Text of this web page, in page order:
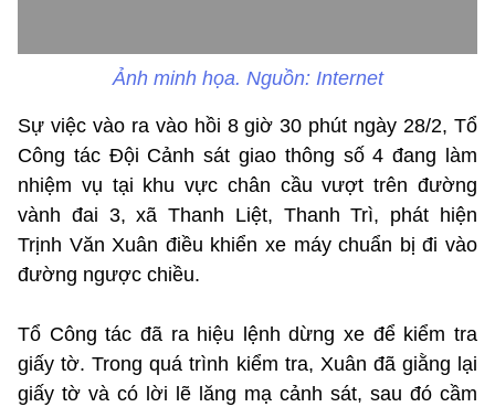
Ảnh minh họa. Nguồn: Internet
Sự việc vào ra vào hồi 8 giờ 30 phút ngày 28/2, Tổ
Công tác Đội Cảnh sát giao thông số 4 đang làm
nhiệm vụ tại khu vực chân cầu vượt trên đường
vành đai 3, xã Thanh Liệt, Thanh Trì, phát hiện
Trịnh Văn Xuân điều khiển xe máy chuẩn bị đi vào
đường ngược chiều.
Tổ Công tác đã ra hiệu lệnh dừng xe để kiểm tra
giấy tờ. Trong quá trình kiểm tra, Xuân đã giằng lại
giấy tờ và có lời lẽ lăng mạ cảnh sát, sau đó cầm